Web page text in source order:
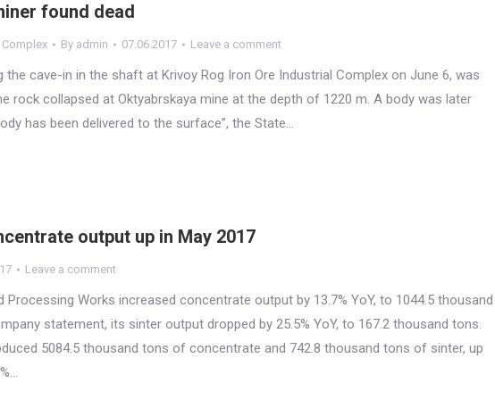
found dead
Complex By admin 07.06.2017 Leave a comment
the cave-in in the shaft at Krivoy Rog Iron Ore Industrial Complex on June 6, was
rock collapsed at Oktyabrskaya mine at the depth of 1220 m. A body was later
has been delivered to the surface”, the State…
output up in May 2017
Leave a comment
Processing Works increased concentrate output by 13.7% YoY, to 1044.5 thousand
statement, its sinter output dropped by 25.5% YoY, to 167.2 thousand tons.
5084.5 thousand tons of concentrate and 742.8 thousand tons of sinter, up